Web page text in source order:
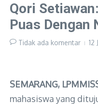
Qori
Puas Dengan
Tidak ada komentar 12
SEMARANG,
mahasiswa yang